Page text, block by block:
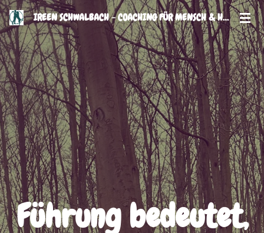
Zum
Hauptinhalt
springen
IREEN SCHWALBACH - COACHING FÜR MENSCH & HUND
Führung bedeutet,